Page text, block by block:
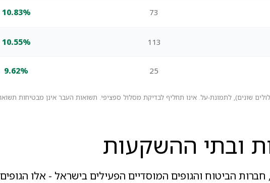
73
10.83%
113
10.55%
25
9.62%
שונים), לתמונת-על. אינו תחליף לבדיקת מסלול ספציפי. תשואות העבר אינן מבטיחות
ובתי ההשקעות
הביטוח והגופים המוסדיים הפעילים בישראל - אלו